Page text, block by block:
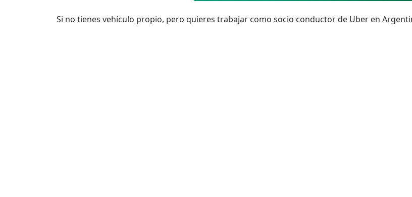
Si no tienes vehículo propio, pero quieres trabajar como socio conductor de Uber en